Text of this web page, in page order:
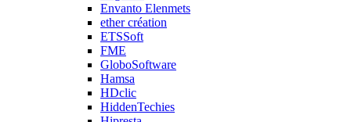
Envanto Elenmets
ether création
ETSSoft
FME
GloboSoftware
Hamsa
HDclic
HiddenTechies